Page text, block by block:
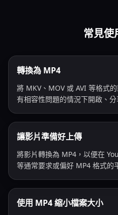
常見使
轉換為 MP4
將 MKV、MOV 或 AVI 等格式
有相容性問題的情況下開啟、分
讓影片準備好上傳
將影片轉換為 MP4，以便在
等通常要求或偏好 MP4 格式的
使用 MP4 縮小檔案大小